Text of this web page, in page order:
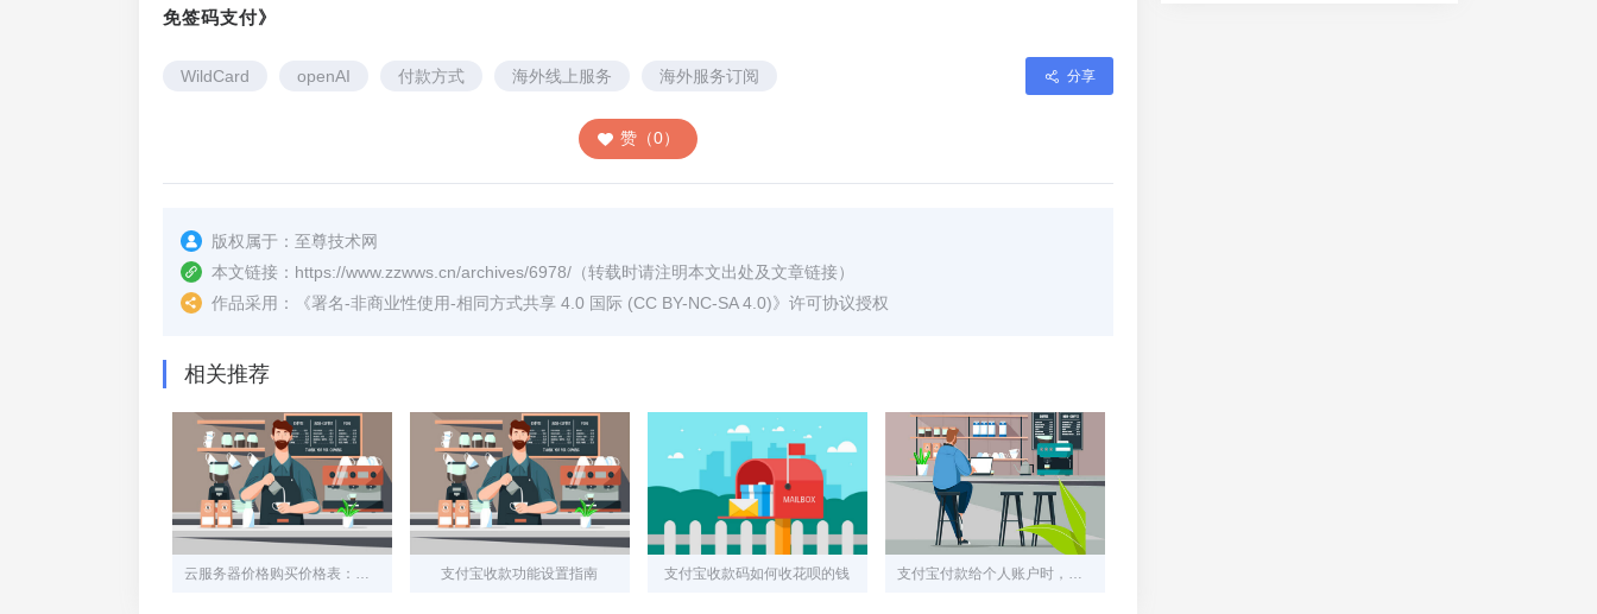
免签码支付》
WildCard openAI 付款方式 海外线上服务 海外服务订阅 分享
赞（0）
版权属于： 至尊技术网
本文链接： https://www.zzwws.cn/archives/6978/ （转载时请注明本文出处及文章链接）
作品采用：
《署名-非商业性使用-相同方式共享 4.0 国际 (CC BY-NC-SA 4.0)》许可协议授权
相关推荐
云服务器价格购买价格表：如何选择最适合您的方案 支付宝收款功能设置指南 支付宝收款码如何收花呗的钱 支付宝付款给个人账户时，能否使用花呗？